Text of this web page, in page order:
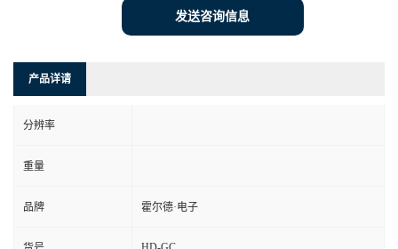
发送咨询信息
产品详请
分辨率
重量
品牌 霍尔德·电子